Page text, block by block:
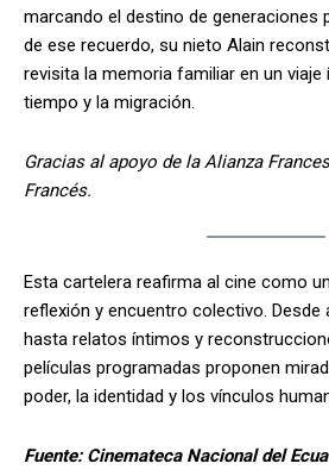
marcando el destino de generaciones
de ese recuerdo, su nieto Alain
revisita la memoria familiar en un
tiempo y la migración.
Gracias al apoyo de la Alianza
Francés.
Esta cartelera reafirma al cine como
reflexión y encuentro colectivo. Desde
hasta relatos íntimos y
películas programadas proponen
poder, la identidad y los vínculos
Fuente: Cinemateca Nacional del